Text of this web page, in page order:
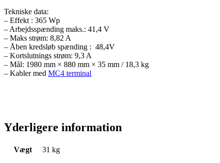
Tekniske data:
– Effekt : 365 Wp
– Arbejdsspænding maks.: 41,4 V
– Maks strøm: 8,82 A
– Åben kredsløb spænding : 48,4V
– Kortslutnings strøm: 9,3 A
– Mål: 1980 mm × 880 mm × 35 mm / 18,3 kg
– Kabler med MC4 terminal
Yderligere information
Vægt 31 kg